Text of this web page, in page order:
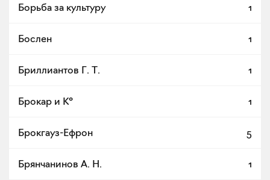
Борьба за культуру 1
Бослен 1
Бриллиантов Г. Т. 1
Брокар и К° 1
Брокгауз-Ефрон 5
Брянчанинов А. Н. 1